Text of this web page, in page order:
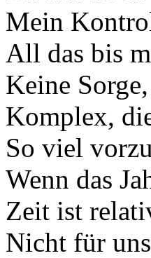
Mein
All das bis
Keine
Komplex,
So viel
Wenn das
Zeit ist
Nicht für